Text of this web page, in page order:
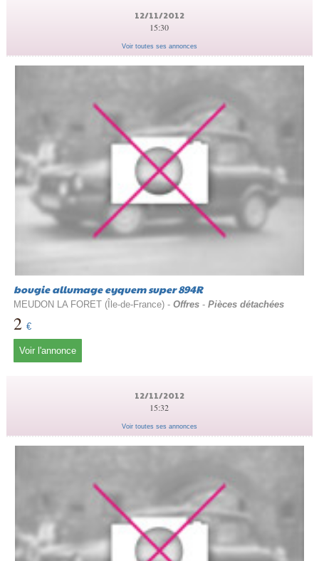
12/11/2012
15:30
Voir toutes ses annonces
bougie allumage eyquem super 894R
MEUDON LA FORET (Île-de-France) - Offres- Pièces détachées
2 €
Voir l'annonce
12/11/2012
15:32
Voir toutes ses annonces